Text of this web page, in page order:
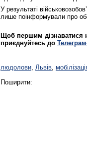
У результаті
лише поінформували про
Щоб першим дізнаватися
приєднуйтесь до
людолови Львів
Поширити: